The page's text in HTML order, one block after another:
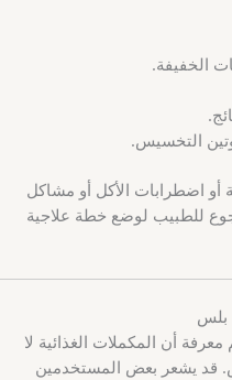
الخفيفة.
التخسيس.
أو اضطرابات الأكل أو مشاكل
للطبيب لوضع خطة علاجية
بلس
أن المكملات الغذائية لا
قد يشعر بعض المستخدمين